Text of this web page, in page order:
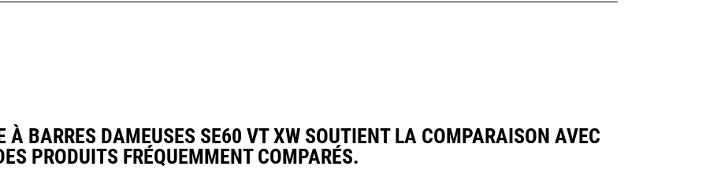
À BARRES DAMEUSES SE60 VT XW SOUTIENT LA COMPARAISON AVEC
PRODUITS FRÉQUEMMENT COMPARÉS.